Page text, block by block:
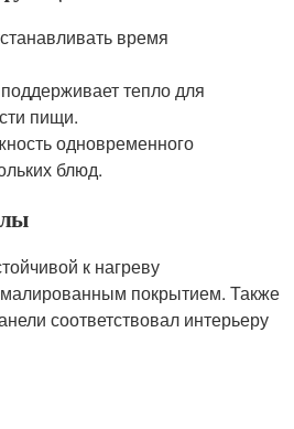
время
тепло для
пищи.
одновременного
блюд.
к нагреву
покрытием. Также
соответствовал интерьеру